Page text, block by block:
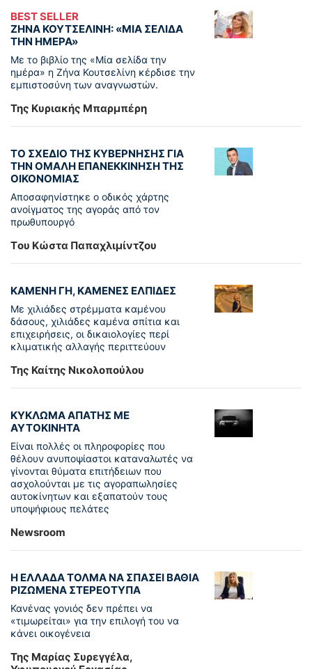
BEST SELLER
ΖΗΝΑ ΚΟΥΤΣΕΛΙΝΗ: «ΜΙΑ ΣΕΛΙΔΑ
ΤΗΝ ΗΜΕΡΑ»
Με το βιβλίο της «Μία σελίδα την
ημέρα» η Ζήνα Κουτσελίνη κέρδισε την
εμπιστοσύνη των αναγνωστών.
Της Κυριακής Μπαρμπέρη
ΤΟ ΣΧΕΔΙΟ ΤΗΣ ΚΥΒΕΡΝΗΣΗΣ ΓΙΑ
ΤΗΝ ΟΜΑΛΗ ΕΠΑΝΕΚΚΙΝΗΣΗ ΤΗΣ
ΟΙΚΟΝΟΜΙΑΣ
Αποσαφηνίστηκε ο οδικός χάρτης
ανοίγματος της αγοράς από τον
πρωθυπουργό
Tου Κώστα Παπαχλιμίντζου
ΚΑΜΕΝΗ ΓΗ, ΚΑΜΕΝΕΣ ΕΛΠΙΔΕΣ
Με χιλιάδες στρέμματα καμένου
δάσους, χιλιάδες καμένα σπίτια και
επιχειρήσεις, οι δικαιολογίες περί
κλιματικής αλλαγής περιττεύουν
Της Καίτης Νικολοπούλου
ΚΥΚΛΩΜΑ ΑΠΑΤΗΣ ΜΕ
ΑΥΤΟΚΙΝΗΤΑ
Είναι πολλές οι πληροφορίες που
θέλουν ανυποψίαστοι καταναλωτές να
γίνονται θύματα επιτήδειων που
ασχολούνται με τις αγοραπωλησίες
αυτοκίνητων και εξαπατούν τους
υποψήφιους πελάτες
Newsroom
Η ΕΛΛΑΔΑ ΤΟΛΜΑ ΝΑ ΣΠΑΣΕΙ ΒΑΘΙΑ
ΡΙΖΩΜΕΝΑ ΣΤΕΡΕΟΤΥΠΑ
Κανένας γονιός δεν πρέπει να
«τιμωρείται» για την επιλογή του να
κάνει οικογένεια
Της Μαρίας Συρεγγέλα,